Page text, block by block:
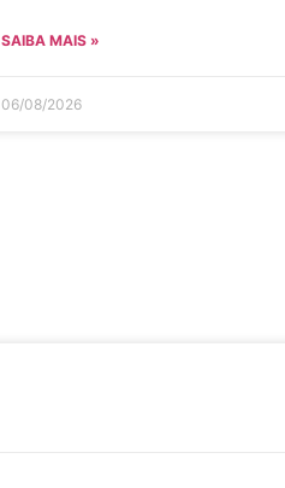
SAIBA MAIS »
06/08/2026